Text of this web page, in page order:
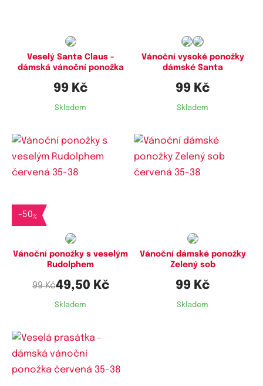
Veselý Santa Claus -
dámská vánoční ponožka
99 Kč
Skladem
Vánoční vysoké ponožky
dámské Santa
99 Kč
Skladem
-50%
Vánoční ponožky s veselým
Rudolphem
99 Kč49,50 Kč
Skladem
Vánoční dámské ponožky
Zelený sob
99 Kč
Skladem